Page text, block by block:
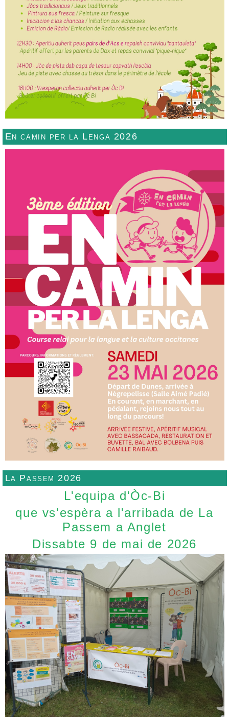
En camin per la Lenga 2026
La Passem 2026
L'equipa d'Òc-Bi
que vs'espèra a l'arribada de La
Passem a Anglet
Dissabte 9 de mai de 2026